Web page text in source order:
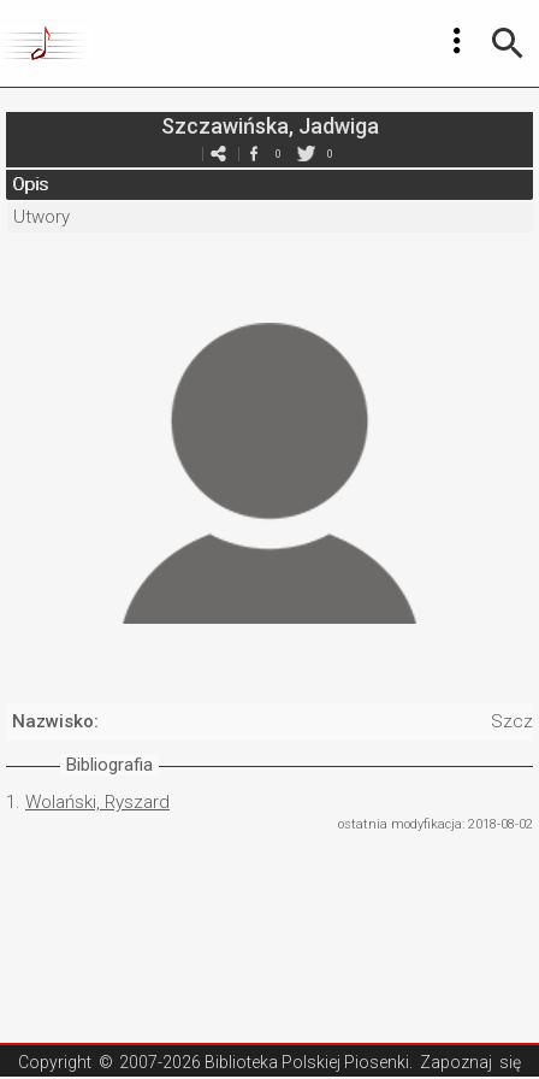
Szczawińska, Jadwiga
0 0
Opis
Utwory
Nazwisko:
Bibliografia
1. Wolański, Ryszard
ostatnia modyfikacja: 2018-08-02
Copyright © 2007-2026 Biblioteka Polskiej Piosenki . Zapoznaj się